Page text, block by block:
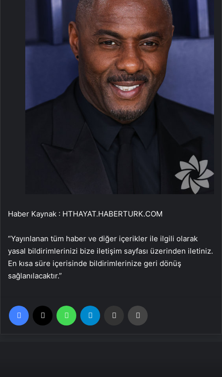
Haber Kaynak : HTHAYAT.HABERTURK.COM
“Yayınlanan tüm haber ve diğer içerikler ile ilgili olarak
yasal bildirimlerinizi bize iletişim sayfası üzerinden iletiniz.
En kısa süre içerisinde bildirimlerinize geri dönüş
sağlanılacaktır.”
Facebook WhatsApp Email'den paylaş